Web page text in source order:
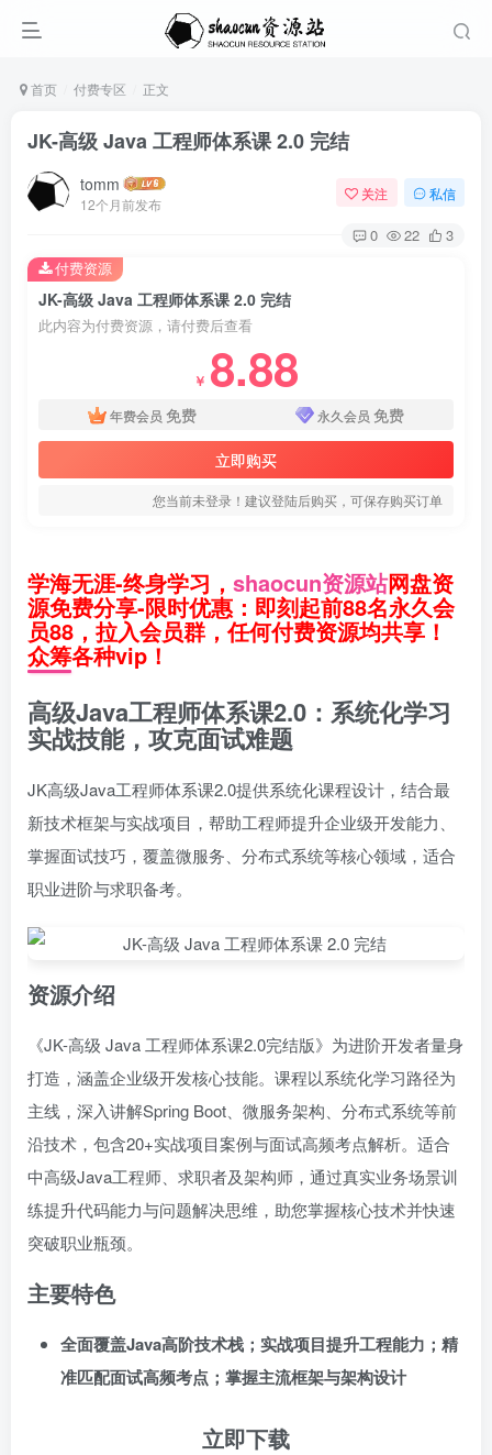
首页 付费专区 正文
JK-高级 Java 工程师体系课 2.0 完结
tomm
12个月前发布
关注 私信
0 22 3
JK-高级 Java 工程师体系课 2.0 完结
此内容为付费资源，请付费后查看
￥ 8.88
年费会员 免费 永久会员 免费
立即购买
您当前未登录！建议登陆后购买，可保存购买订单
付费资源
学海无涯-终身学习， shaocun资源站网盘资
源免费分享-限时优惠：即刻起前88名永久会
员88，拉入会员群，任何付费资源均共享！
众筹各种vip！
高级Java工程师体系课2.0：系统化学习
实战技能，攻克面试难题
JK高级Java工程师体系课2.0提供系统化课程设计，结合最
新技术框架与实战项目，帮助工程师提升企业级开发能力、
掌握面试技巧，覆盖微服务、分布式系统等核心领域，适合
职业进阶与求职备考。
资源介绍
《JK-高级 Java 工程师体系课2.0完结版》为进阶开发者量身
打造，涵盖企业级开发核心技能。课程以系统化学习路径为
主线，深入讲解Spring Boot、微服务架构、分布式系统等前
沿技术，包含20+实战项目案例与面试高频考点解析。适合
中高级Java工程师、求职者及架构师，通过真实业务场景训
练提升代码能力与问题解决思维，助您掌握核心技术并快速
突破职业瓶颈。
主要特色
全面覆盖Java高阶技术栈；实战项目提升工程能力；精
准匹配面试高频考点；掌握主流框架与架构设计
立即下载